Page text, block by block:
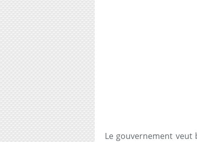
Le gouvernement veut